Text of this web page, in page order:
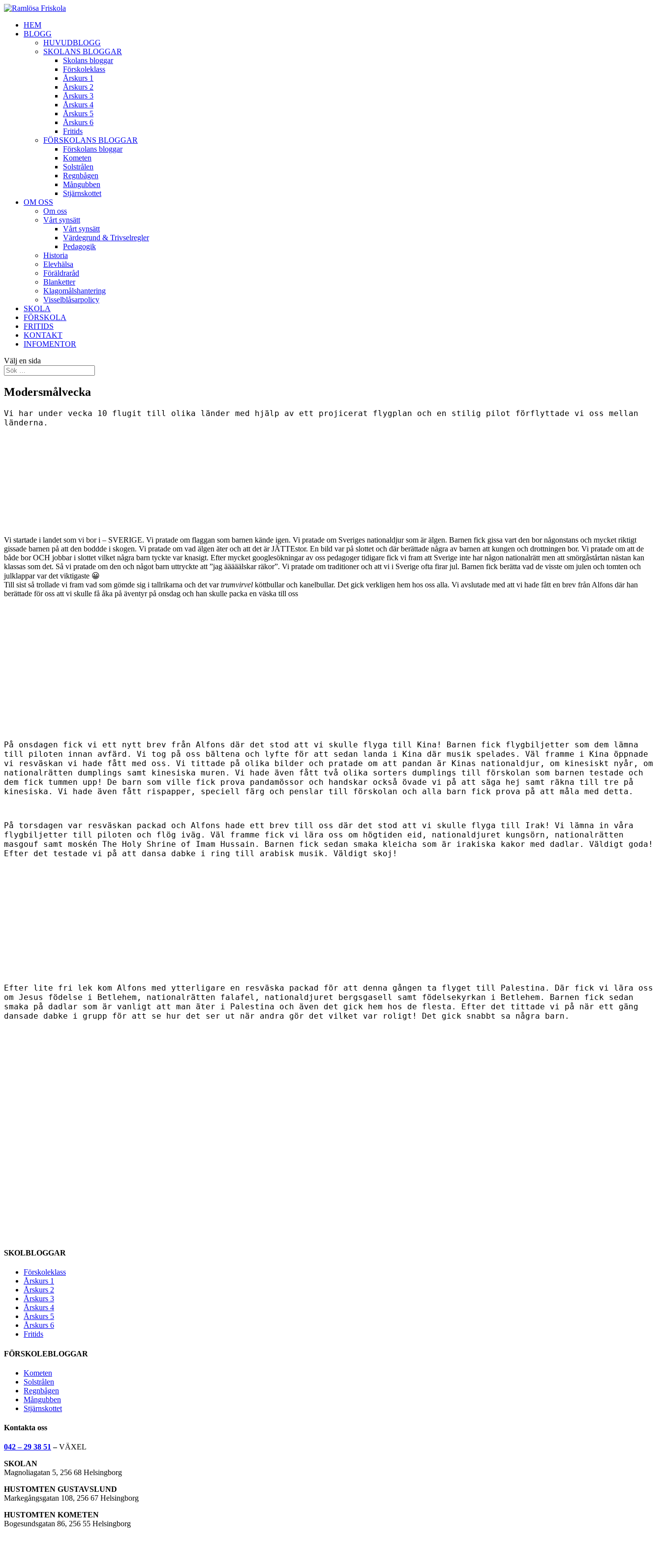
HEM
BLOGG
HUVUDBLOGG
SKOLANS BLOGGAR
Skolans bloggar
Förskoleklass
Årskurs 1
Årskurs 2
Årskurs 3
Årskurs 4
Årskurs 5
Årskurs 6
Fritids
FÖRSKOLANS BLOGGAR
Förskolans bloggar
Kometen
Solstrålen
Regnbågen
Mångubben
Stjärnskottet
OM OSS
Om oss
Vårt synsätt
Vårt synsätt
Värdegrund & Trivselregler
Pedagogik
Historia
Elevhälsa
Föräldraråd
Blanketter
Klagomålshantering
Visselblåsarpolicy
SKOLA
FÖRSKOLA
FRITIDS
KONTAKT
INFOMENTOR
Välj en sida
Modersmålvecka
Vi har under vecka 10 flugit till olika länder med hjälp av ett projicerat flygplan och en stilig pilot förflyttade vi oss mellan
länderna.
Vi startade i landet som vi bor i – SVERIGE. Vi pratade om flaggan som barnen kände igen. Vi pratade om Sveriges nationaldjur som är älgen. Barnen fick gissa vart den bor någonstans och mycket riktigt
gissade barnen på att den boddde i skogen. Vi pratade om vad älgen äter och att det är JÄTTEstor. En bild var på slottet och där berättade några av barnen att kungen och drottningen bor. Vi pratade om att de
både bor OCH jobbar i slottet vilket några barn tyckte var knasigt. Efter mycket googlesökningar av oss pedagoger tidigare fick vi fram att Sverige inte har någon nationalrätt men att smörgåstårtan nästan kan
klassas som det. Så vi pratade om den och något barn uttryckte att ”jag ääääälskar räkor”. Vi pratade om traditioner och att vi i Sverige ofta firar jul. Barnen fick berätta vad de visste om julen och tomten och
julklappar var det viktigaste 😀
Till sist så trollade vi fram vad som gömde sig i tallrikarna och det vartrumvirvel köttbullar och kanelbullar. Det gick verkligen hem hos oss alla. Vi avslutade med att vi hade fått en brev från Alfons där han
berättade för oss att vi skulle få åka på äventyr på onsdag och han skulle packa en väska till oss
På onsdagen fick vi ett nytt brev från Alfons där det stod att vi skulle flyga till Kina! Barnen fick flygbiljetter som dem lämna
till piloten innan avfärd. Vi tog på oss bältena och lyfte för att sedan landa i Kina där musik spelades. Väl framme i Kina öppnade
vi resväskan vi hade fått med oss. Vi tittade på olika bilder och pratade om att pandan är Kinas nationaldjur, om kinesiskt nyår, om
nationalrätten dumplings samt kinesiska muren. Vi hade även fått två olika sorters dumplings till förskolan som barnen testade och
dem fick tummen upp! De barn som ville fick prova pandamössor och handskar också övade vi på att säga hej samt räkna till tre på
kinesiska. Vi hade även fått rispapper, speciell färg och penslar till förskolan och alla barn fick prova på att måla med detta.
På torsdagen var resväskan packad och Alfons hade ett brev till oss där det stod att vi skulle flyga till Irak! Vi lämna in våra
flygbiljetter till piloten och flög iväg. Väl framme fick vi lära oss om högtiden eid, nationaldjuret kungsörn, nationalrätten
masgouf samt moskén The Holy Shrine of Imam Hussain. Barnen fick sedan smaka kleicha som är irakiska kakor med dadlar. Väldigt goda!
Efter det testade vi på att dansa dabke i ring till arabisk musik. Väldigt skoj!
Efter lite fri lek kom Alfons med ytterligare en resväska packad för att denna gången ta flyget till Palestina. Där fick vi lära oss
om Jesus födelse i Betlehem, nationalrätten falafel, nationaldjuret bergsgasell samt födelsekyrkan i Betlehem. Barnen fick sedan
smaka på dadlar som är vanligt att man äter i Palestina och även det gick hem hos de flesta. Efter det tittade vi på när ett gäng
dansade dabke i grupp för att se hur det ser ut när andra gör det vilket var roligt! Det gick snabbt sa några barn.
SKOLBLOGGAR
Förskoleklass
Årskurs 1
Årskurs 2
Årskurs 3
Årskurs 4
Årskurs 5
Årskurs 6
Fritids
FÖRSKOLEBLOGGAR
Kometen
Solstrålen
Regnbågen
Mångubben
Stjärnskottet
Kontakta oss
042 – 29 38 51–VÄXEL
SKOLAN
Magnoliagatan 5, 256 68 Helsingborg
HUSTOMTEN GUSTAVSLUND
Markegångsgatan 108, 256 67 Helsingborg
HUSTOMTEN KOMETEN
Bogesundsgatan 86, 256 55 Helsingborg